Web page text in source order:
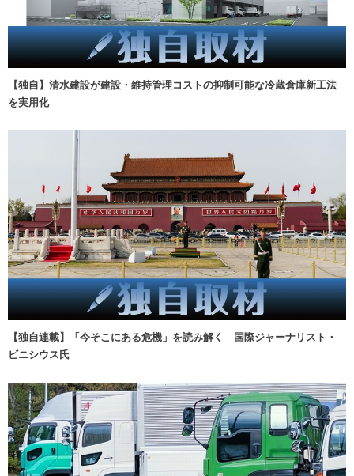
【独自】清水建設が建設・維持管理コストの抑制可能な冷蔵倉庫新工法
を実用化
【独自連載】「今そこにある危機」を読み解く 国際ジャーナリスト・
ビニシウス氏